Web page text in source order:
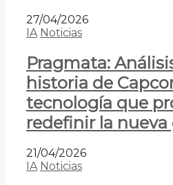
27/04/2026
IA Noticias
Pragmata:
historia de
tecnología que
redefinir la
21/04/2026
IA Noticias